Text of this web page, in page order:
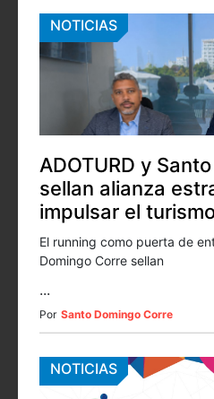
NOTICIAS
ADOTURD y
sellan alianza
impulsar el
El running como puerta de
Domingo Corre sellan
...
Por Santo Domingo Corre
NOTICIAS